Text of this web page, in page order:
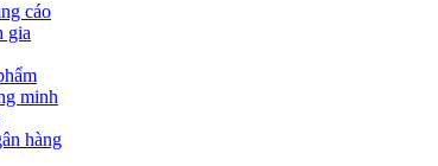
cáo
gia
minh
hàng